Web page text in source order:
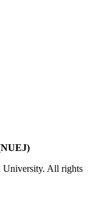
University. All rights